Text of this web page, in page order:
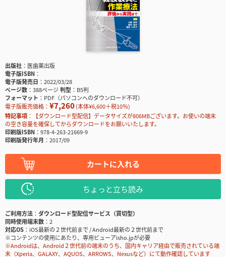
出版社
医歯薬出版
電子版ISBN
電子版発売日
2022/03/28
ページ数
388ページ判型
B5判
フォーマット
PDF（パソコンへのダウンロード不可）
電子版販売価格： ¥7,260(本体¥6,600＋税10％)
特記事項
【ダウンロード型配信】データサイズが806MBございます。お使いの端末
の空き容量を確保してからダウンロードをお願いいたします。
印刷版ISBN
978-4-263-21669-9
印刷版発行年月
2017/09
カートに入れる
ちょっと立ち読み
ご利用方法
ダウンロード型配信サービス（買切型）
同時使用端末数
2
対応OS
iOS最新の２世代前まで / Android最新の２世代前まで
※コンテンツの使用にあたり、専用ビューアisho.jpが必要
※Androidは、Android２世代前の端末のうち、国内キャリア経由で販売されている端
末（Xperia、GALAXY、AQUOS、ARROWS、Nexusなど）にて動作確認しています